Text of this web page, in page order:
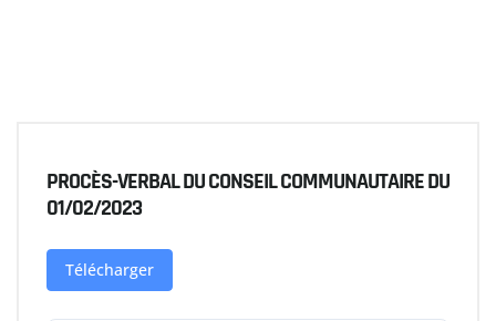
PROCÈS-VERBAL DU CONSEIL COMMUNAUTAIRE DU
01/02/2023
Télécharger